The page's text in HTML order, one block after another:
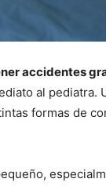
accidentes
al pediatra.
formas de